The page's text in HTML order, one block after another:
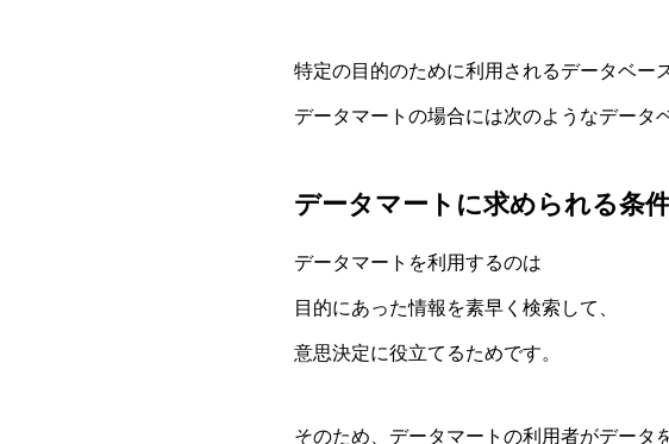
特定の目的のために利用されるデータベー
データマートの場合には次のようなデータ
データマートに求められる条
データマートを利用するのは
目的にあった情報を素早く検索して、
意思決定に役立てるためです。
そのため、データマートの利用者がデータ